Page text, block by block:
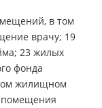
в том
врачу; 19
23 жилых
фонда
жилищном
помещения